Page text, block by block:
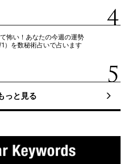
怖い！あなたの今週の運勢
1）を数秘術占いで占います
っと見る